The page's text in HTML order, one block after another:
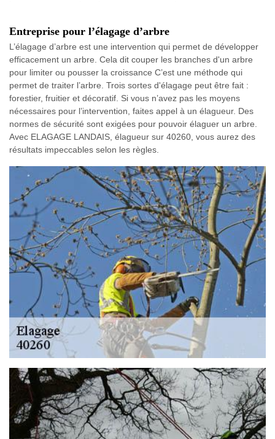
Entreprise pour l’élagage d’arbre
L’élagage d’arbre est une intervention qui permet de développer
efficacement un arbre. Cela dit couper les branches d'un arbre
pour limiter ou pousser la croissance C’est une méthode qui
permet de traiter l’arbre. Trois sortes d'élagage peut être fait :
forestier, fruitier et décoratif. Si vous n’avez pas les moyens
nécessaires pour l’intervention, faites appel à un élagueur. Des
normes de sécurité sont exigées pour pouvoir élaguer un arbre.
Avec ELAGAGE LANDAIS, élagueur sur 40260, vous aurez des
résultats impeccables selon les règles.